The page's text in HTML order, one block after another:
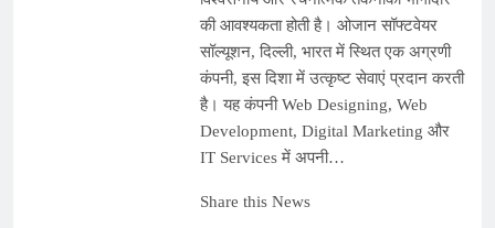
की आवश्यकता होती है। ओजान सॉफ्टवेयर
सॉल्यूशन, दिल्ली, भारत में स्थित एक अग्रणी
कंपनी, इस दिशा में उत्कृष्ट सेवाएं प्रदान करती
है। यह कंपनी Web Designing, Web
Development, Digital Marketing और
IT Services में अपनी…
Share this News